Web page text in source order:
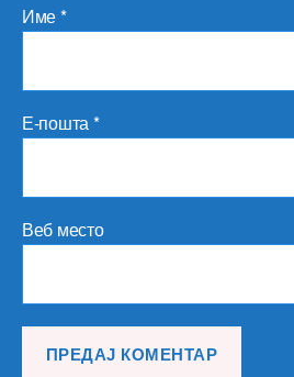
Име*
Е-пошта *
Веб место